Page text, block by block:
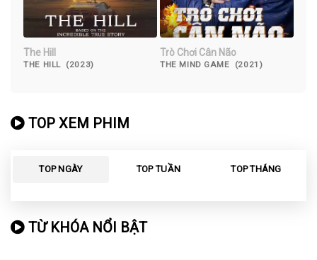
The Hill
THE HILL (2023)
Trò Chơi Cân Não
THE MIND GAME (2021)
TOP XEM PHIM
TOP NGÀY TOP TUẦN TOP THÁNG
TỪ KHÓA NỔI BẬT